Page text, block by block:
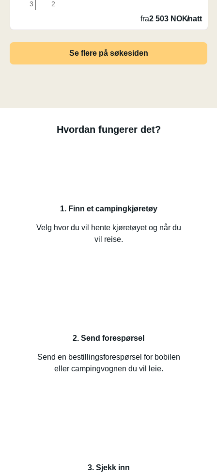
3 2
fra2 503 NOK/natt
Se flere på søkesiden
Hvordan fungerer det?
1. Finn et campingkjøretøy
Velg hvor du vil hente kjøretøyet og når du
vil reise.
2. Send forespørsel
Send en bestillingsforespørsel for bobilen
eller campingvognen du vil leie.
3. Sjekk inn